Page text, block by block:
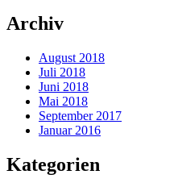
Archiv
August 2018
Juli 2018
Juni 2018
Mai 2018
September 2017
Januar 2016
Kategorien